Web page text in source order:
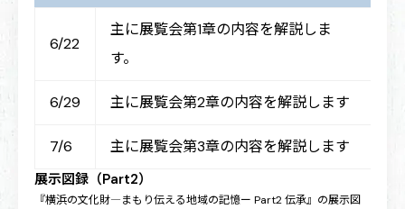
6/22
主に展覧会第1章の内容を解説しま
す。
6/29 主に展覧会第2章の内容を解説します
7/6 主に展覧会第3章の内容を解説します
展示図録（Part2）
『横浜の文化財―まもり伝える地域の記憶ー Part2 伝承』の展示図